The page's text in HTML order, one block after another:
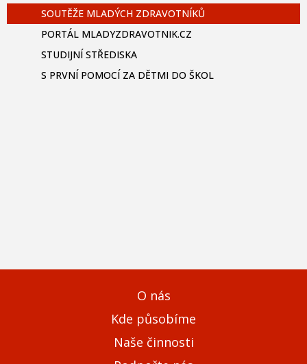
SOUTĚŽE MLADÝCH ZDRAVOTNÍKŮ
PORTÁL MLADYZDRAVOTNIK.CZ
STUDIJNÍ STŘEDISKA
S PRVNÍ POMOCÍ ZA DĚTMI DO ŠKOL
O nás
Kde působíme
Naše činnosti